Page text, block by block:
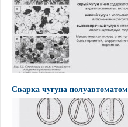
Сварка чугуна полуавтоматом